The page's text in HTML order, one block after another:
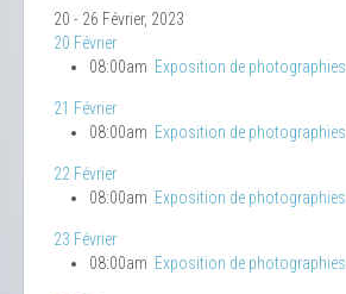
20 - 26 Février, 2023
20 Février
08:00am Exposition de photographies
21 Février
08:00am Exposition de photographies
22 Février
08:00am Exposition de photographies
23 Février
08:00am Exposition de photographies